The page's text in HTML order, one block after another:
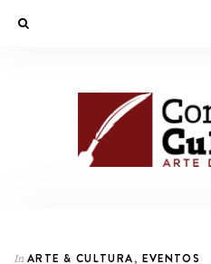
In ARTE & CULTURA,EVENTOS